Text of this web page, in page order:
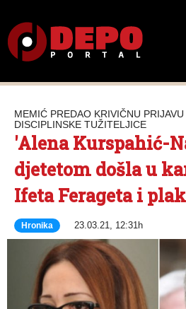
MEMIĆ PREDAO KRIVIČNU
DISCIPLINSKE TUŽITELJICE
'Alena Kurspahić-
djetetom došla u
Ifeta Ferageta i
Hronika 23.03.21, 12:31h